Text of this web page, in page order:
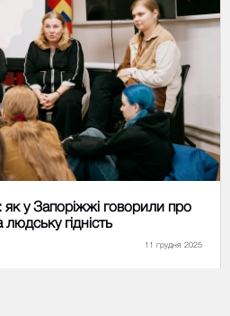
у Запоріжжі говорили про
гідність
11 грудня 2025